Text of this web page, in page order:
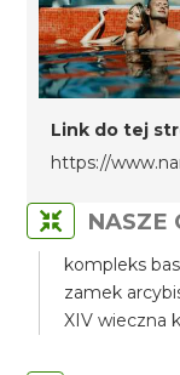
Link do tej
https://
NASZE
kompleks
zamek
XIV wieczna